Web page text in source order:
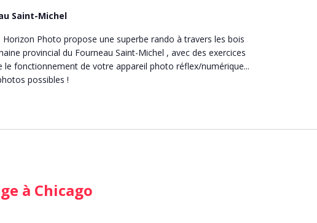
Saint-Michel
Photo propose une superbe rando à travers les bois
provincial du Fourneau Saint-Michel , avec des exercices
fonctionnement de votre appareil photo réflex/numérique...
possibles !
à Chicago